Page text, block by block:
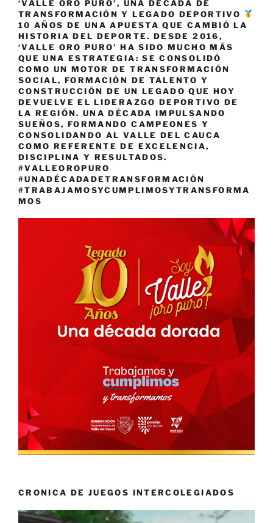
‘VALLE ORO PURO’, UNA DÉCADA DE
TRANSFORMACIÓN Y LEGADO DEPORTIVO
10 AÑOS DE UNA APUESTA QUE CAMBIÓ LA
HISTORIA DEL DEPORTE. DESDE 2016,
‘VALLE ORO PURO’ HA SIDO MUCHO MÁS
QUE UNA ESTRATEGIA: SE CONSOLIDÓ
COMO UN MOTOR DE TRANSFORMACIÓN
SOCIAL, FORMACIÓN DE TALENTO Y
CONSTRUCCIÓN DE UN LEGADO QUE HOY
DEVUELVE EL LIDERAZGO DEPORTIVO DE
LA REGIÓN. UNA DÉCADA IMPULSANDO
SUEÑOS, FORMANDO CAMPEONES Y
CONSOLIDANDO AL VALLE DEL CAUCA
COMO REFERENTE DE EXCELENCIA,
DISCIPLINA Y RESULTADOS.
#VALLEOROPURO
#UNADÉCADADETRANSFORMACIÓN
#TRABAJAMOSYCUMPLIMOSYTRANSFORMA
MOS
CRONICA DE JUEGOS INTERCOLEGIADOS
Reproductor